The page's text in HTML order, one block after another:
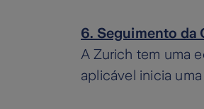
6. Seguimento da
A Zurich tem uma
aplicável inicia